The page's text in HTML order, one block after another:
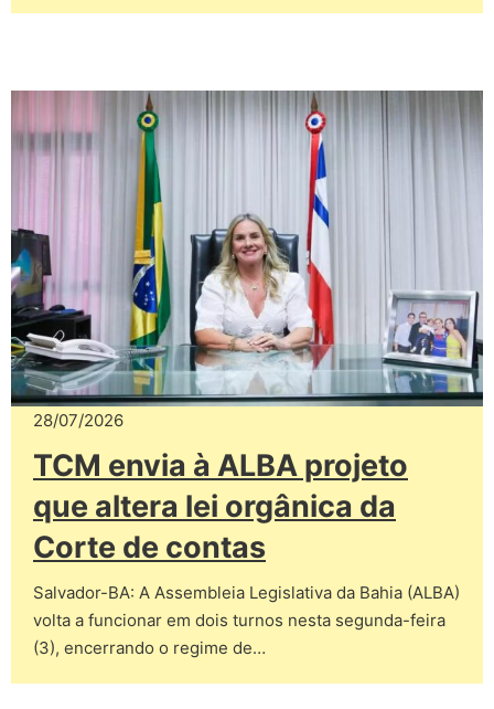
28/07/2026
TCM envia à ALBA projeto
que altera lei orgânica da
Corte de contas
Salvador-BA: A Assembleia Legislativa da Bahia (ALBA)
volta a funcionar em dois turnos nesta segunda-feira
(3), encerrando o regime de…